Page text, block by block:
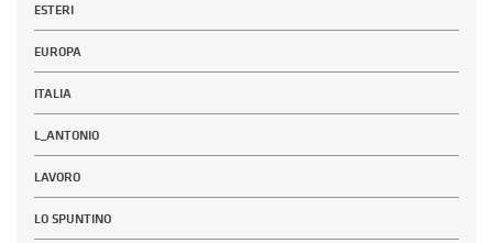
ESTERI
EUROPA
ITALIA
L_ANTONIO
LAVORO
LO SPUNTINO